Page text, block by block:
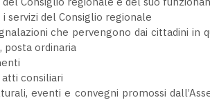
servizi del Consiglio regionale
che pervengono dai cittadini in
ordinaria
consiliari
eventi e convegni promossi